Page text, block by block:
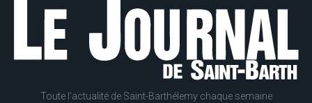
Toute l'actualité de Saint-Barthélemy chaque semaine